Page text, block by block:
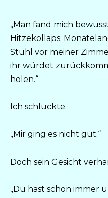
„Man fand mich
Hitzekollaps.
Stuhl vor meiner
ihr würdet
holen.“
Ich schluckte.
„Mir ging es nicht gut.“
Doch sein Gesicht
„Du hast schon immer